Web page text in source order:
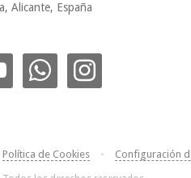
Alicante, España
whatsapp instagram
Política de Cookies • Configuración